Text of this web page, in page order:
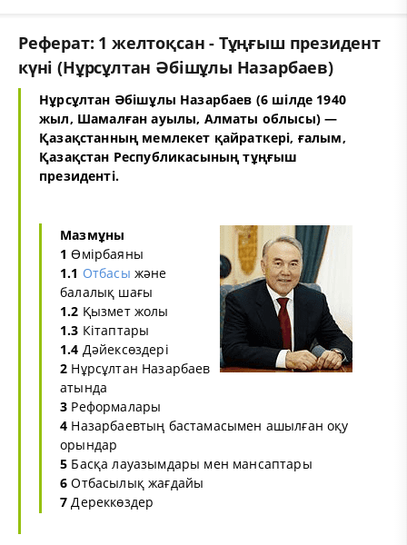
Реферат: 1 желтоқсан - Тұңғыш президент
күні (Нұрсұлтан Әбішұлы Назарбаев)
Нұрсұлтан Әбiшұлы Назарбаев (6 шілде 1940
жыл, Шамалған ауылы, Алматы облысы) —
Қазақстанның мемлекет қайраткері, ғалым,
Қазақстан Республикасының тұңғыш
президенті.
Мазмұны
1 Өмірбаяны
1.1 Отбасы және
балалық шағы
1.2 Қызмет жолы
1.3 Кітаптары
1.4 Дәйексөздері
2 Нұрсұлтан Назарбаев
атында
3 Реформалары
4 Назарбаевтың бастамасымен ашылған оқу
орындар
5 Басқа лауазымдары мен мансаптары
6 Отбасылық жағдайы
7 Дереккөздер